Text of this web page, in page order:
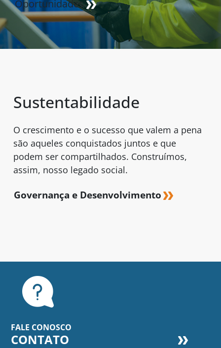
Oportunidades
Sustentabilidade
O crescimento e o sucesso que valem a pena
são aqueles conquistados juntos e que
podem ser compartilhados. Construímos,
assim, nosso legado social.
Governança e Desenvolvimento
FALE CONOSCO
CONTATO